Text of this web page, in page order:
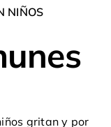
NIÑOS
gritan y por